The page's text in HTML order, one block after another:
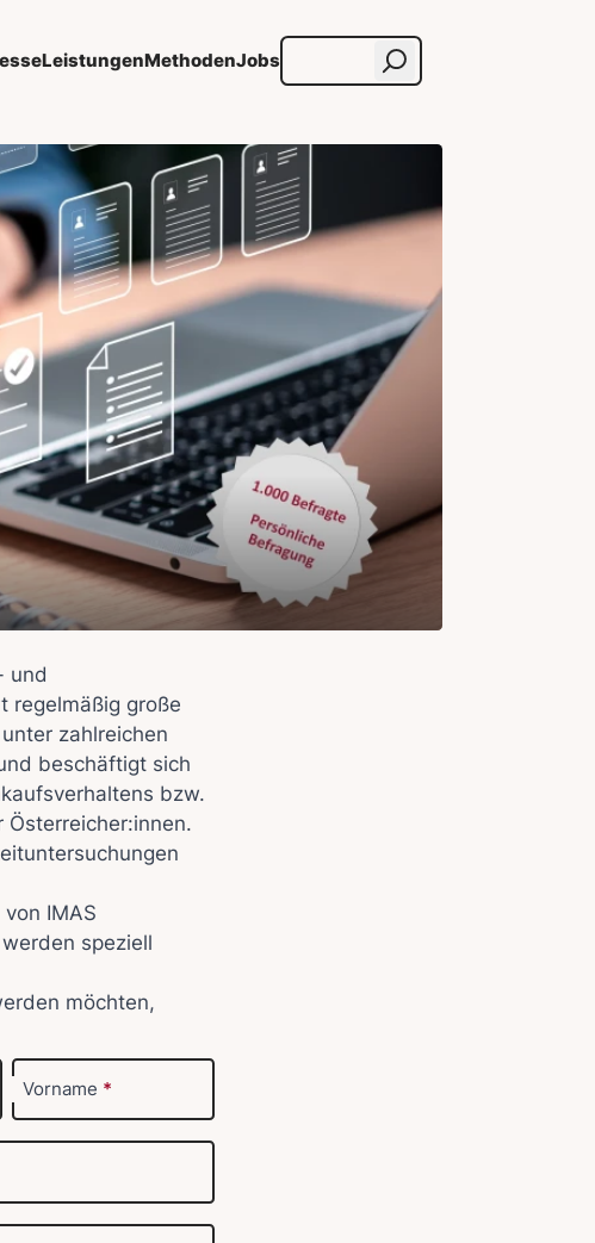
LeistungenMethodenJobs
und
regelmäßig große
zahlreichen
beschäftigt sich
bzw.
IMAS
speziell
möchten,
Vorname *